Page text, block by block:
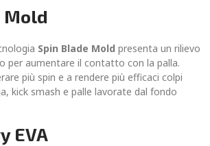
Mold
Spin Blade Mold presenta un rilievo
per aumentare il contatto con la palla.
più spin e a rendere più efficaci colpi
kick smash e palle lavorate dal fondo
EVA